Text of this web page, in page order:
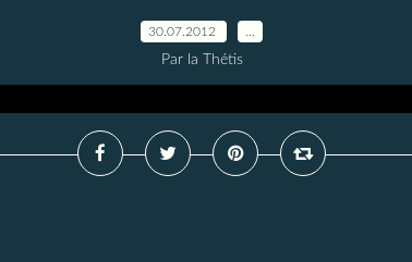
30.07.2012
Par la Thétis